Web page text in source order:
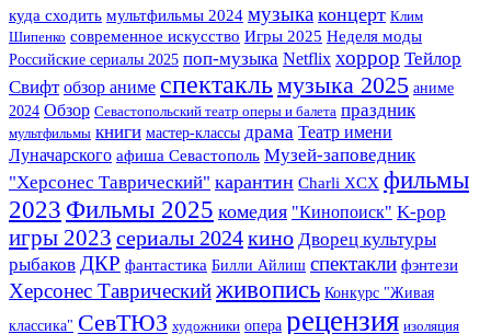
куда сходить мультфильмы 2024 музыка концерт Клим
Шипенко современное искусство Игры 2025 Неделя моды
Российские сериалы 2025 поп-музыка Netflix хоррор Тейлор
Свифт обзор аниме спектакльмузыка 2025 аниме
2024 Обзор Севастопольский театр оперы и балета праздник
мультфильмы книги мастер-классы драма Театр имени
Луначарского афиша Севастополь Музей-заповедник
"Херсонес Таврический" карантин Charli XCX фильмы
2023 Фильмы 2025 комедия "Кинопоиск" K-pop
игры 2023 сериалы 2024кино Дворец культуры
рыбаков ДКР фантастика Билли Айлиш спектакли фэнтези
Херсонес Таврическийживопись Конкурс "Живая
классика" СевТЮЗ художники опера рецензия изоляция